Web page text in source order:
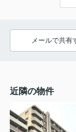
メールで共有
近隣の物件